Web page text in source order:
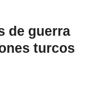
de guerra
turcos